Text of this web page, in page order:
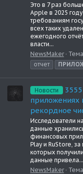
Это в 7 раз
Apple в 2025
требованиям
всех таких
ежегодного
власти...
NewsMaker
Тема
отчет
Новости
приложениях
рекордное
Исследователи
данные
финансовых
Play и RuStore, за
которых
данные привела...
NewsMaker
Тема